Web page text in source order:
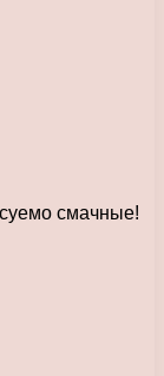
смачные!